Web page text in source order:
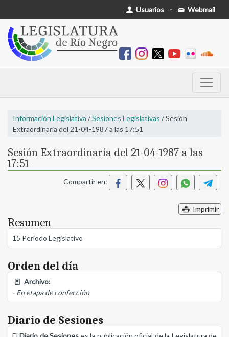
Usuarios - Webmail
Información Legislativa /Sesiones Legislativas / Sesión
Extraordinaria del 21-04-1987 a las 17:51
Sesión Extraordinaria del 21-04-1987 a las
17:51
Compartir en:
Imprimir
Resumen
15 Período Legislativo
Orden del día
Archivo:
- En etapa de confección
Diario de Sesiones